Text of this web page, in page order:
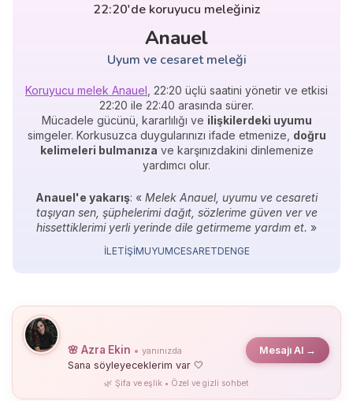
22:20'de koruyucu meleğiniz
Anauel
Uyum ve cesaret meleği
Koruyucu melek Anauel , 22:20 üçlü saatini yönetir ve etkisi
22:20 ile 22:40 arasında sürer.
Mücadele gücünü, kararlılığı ve ilişkilerdeki uyumu
simgeler. Korkusuzca duygularınızı ifade etmenize, doğru
kelimeleri bulmanıza ve karşınızdakini dinlemenize
yardımcı olur.
Anauel'e yakarış: « Melek Anauel, uyumu ve cesareti
taşıyan sen, şüphelerimi dağıt, sözlerime güven ver ve
hissettiklerimi yerli yerinde dile getirmeme yardım et. »
İLETIŞIMUYUMCESARETDENGE
🌸 Azra Ekin ● yanınızda
Sana söyleyeceklerim var 🤍
Mesajı Al →
🌿 Şifa ve eşlik • Özel ve gizli sohbet